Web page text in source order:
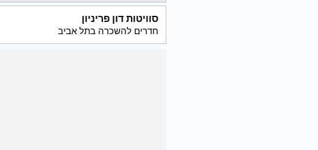
סוויטות דון פריניון
חדרים להשכרה בתל אביב